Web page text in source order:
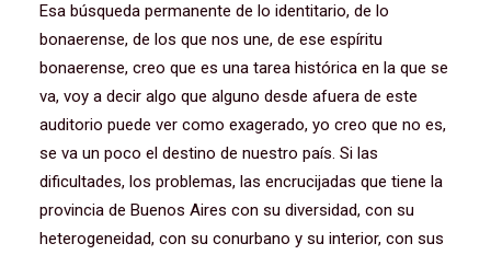
Esa búsqueda permanente de lo identitario, de lo
bonaerense, de los que nos une, de ese espíritu
bonaerense, creo que es una tarea histórica en la que se
va, voy a decir algo que alguno desde afuera de este
auditorio puede ver como exagerado, yo creo que no es,
se va un poco el destino de nuestro país. Si las
dificultades, los problemas, las encrucijadas que tiene la
provincia de Buenos Aires con su diversidad, con su
heterogeneidad, con su conurbano y su interior, con sus